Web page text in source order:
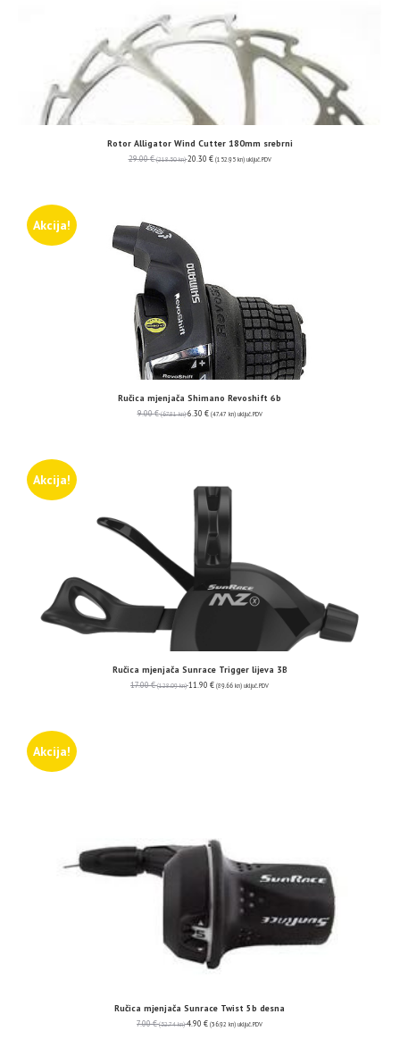
Rotor Alligator Wind Cutter 180mm srebrni
29.00€ (218.50 kn) 20.30 € (152.95 kn) uključ. PDV
Akcija!
Ručica mjenjača Shimano Revoshift 6b
9.00€ (67.81 kn) 6.30 € (47.47 kn) uključ. PDV
Akcija!
Ručica mjenjača Sunrace Trigger lijeva 3B
17.00€ (128.09 kn) 11.90 € (89.66 kn) uključ. PDV
Akcija!
Ručica mjenjača Sunrace Twist 5b desna
7.00€ (52.74 kn) 4.90 € (36.92 kn) uključ. PDV